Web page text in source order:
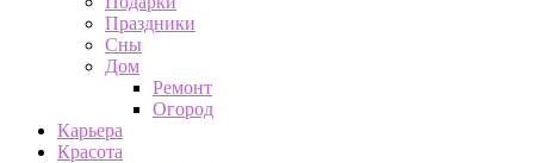
Праздники
Сны
Дом
Ремонт
Огород
Карьера
Красота